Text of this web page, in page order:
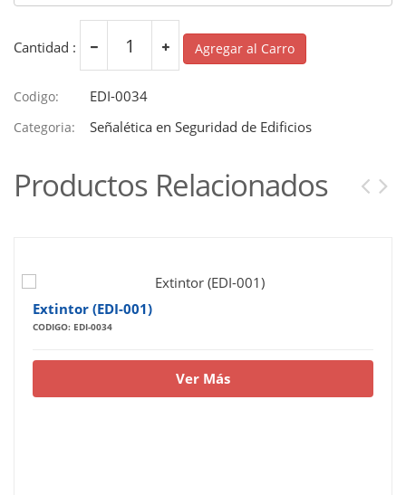
Cantidad : Agregar al Carro
Codigo: EDI-0034
Categoria: Señalética en Seguridad de Edificios
Productos Relacionados
Extintor (EDI-001)
CODIGO: EDI-0034
Ver Más